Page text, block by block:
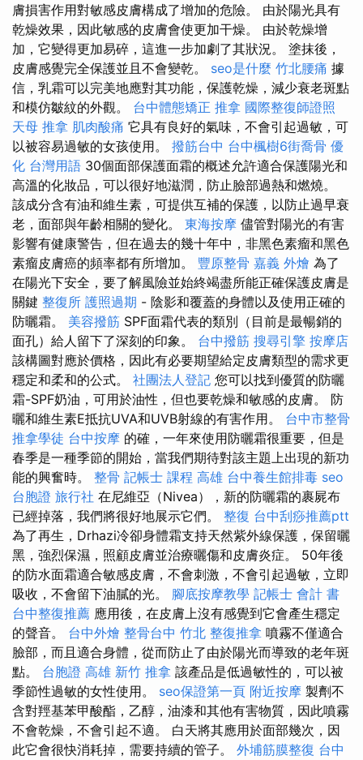
膚損害作用對敏感皮膚構成了增加的危險。 由於陽光具有
乾燥效果，因此敏感的皮膚會使更加干燥。 由於乾燥增
加，它變得更加易碎，這進一步加劇了其狀況。 塗抹後，
皮膚感覺完全保護並且不會變乾。 seo是什麼 竹北腰痛 據
信，乳霜可以完美地應對其功能，保護乾燥，減少衰老斑點
和模仿皺紋的外觀。 台中體態矯正 推拿 國際整復師證照
天母 推拿 肌肉酸痛 它具有良好的氣味，不會引起過敏，可
以被容易過敏的女孩使用。 撥筋台中 台中楓樹6街喬骨 優
化 台灣用語 30個面部保護面霜的概述允許適合保護陽光和
高溫的化妝品，可以很好地滋潤，防止臉部過熱和燃燒。
該成分含有油和維生素，可提供互補的保護，以防止過早衰
老，面部與年齡相關的變化。 東海按摩 儘管對陽光的有害
影響有健康警告，但在過去的幾十年中，非黑色素瘤和黑色
素瘤皮膚癌的頻率都有所增加。 豐原整骨 嘉義 外燴 為了
在陽光下安全，要了解風險並始終竭盡所能正確保護皮膚是
關鍵 整復所 護照過期 - 陰影和覆蓋的身體以及使用正確的
防曬霜。 美容撥筋 SPF面霜代表的類別（目前是最暢銷的
面孔）給人留下了深刻的印象。 台中撥筋 搜尋引擎 按摩店
該構圖對應於價格，因此有必要期望給定皮膚類型的需求更
穩定和柔和的公式。 社團法人登記 您可以找到優質的防曬
霜-SPF奶油，可用於油性，但也要乾燥和敏感的皮膚。 防
曬和維生素E抵抗UVA和UVB射線的有害作用。 台中市整骨
推拿學徒 台中按摩 的確，一年來使用防曬霜很重要，但是
春季是一種季節的開始，當我們期待對該主題上出現的新功
能的興奮時。 整骨 記帳士 課程 高雄 台中養生館排毒 seo
台胞證 旅行社 在尼維亞（Nivea），新的防曬霜的裹屍布
已經掉落，我們將很好地展示它們。 整復 台中刮痧推薦ptt
為了再生，Drhazi冷卻身體霜支持天然紫外線保護，保留曬
黑，強烈保濕，照顧皮膚並治療曬傷和皮膚炎症。 50年後
的防水面霜適合敏感皮膚，不會刺激，不會引起過敏，立即
吸收，不會留下油膩的光。 腳底按摩教學 記帳士 會計 書
台中整復推薦 應用後，在皮膚上沒有感覺到它會產生穩定
的聲音。 台中外燴 整骨台中 竹北 整復推拿 噴霧不僅適合
臉部，而且適合身體，從而防止了由於陽光而導致的老年斑
點。 台胞證 高雄 新竹 推拿 該產品是低過敏性的，可以被
季節性過敏的女性使用。 seo保證第一頁 附近按摩 製劑不
含對羥基苯甲酸酯，乙醇，油漆和其他有害物質，因此噴霧
不會乾燥，不會引起不適。 白天將其應用於面部幾次，因
此它會很快消耗掉，需要持續的管子。 外埔筋膜整復 台中